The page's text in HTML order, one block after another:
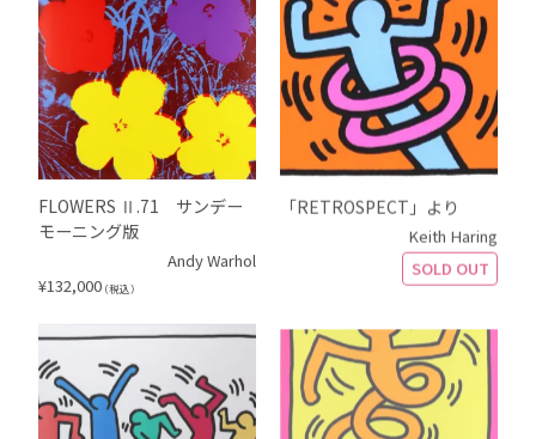
FLOWERS Ⅱ.71 サンデー
モーニング版
Andy Warhol
¥132,000 （税込）
「RETROSPECT」より
Keith Haring
SOLD OUT